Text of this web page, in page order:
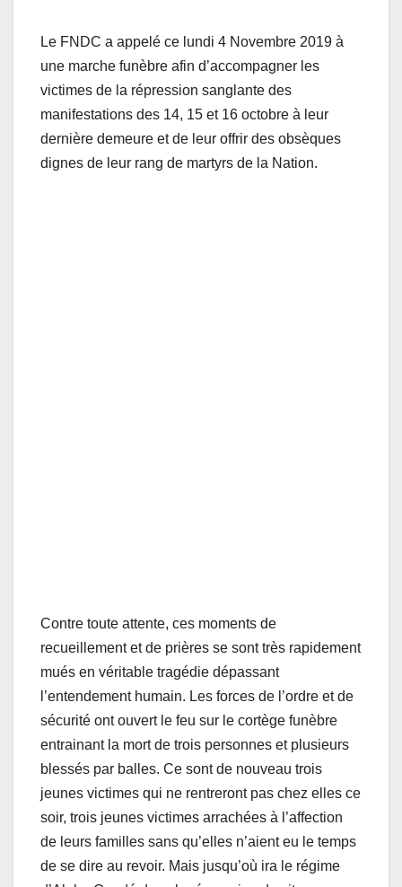
Le FNDC a appelé ce lundi 4 Novembre 2019 à
une marche funèbre afin d’accompagner les
victimes de la répression sanglante des
manifestations des 14, 15 et 16 octobre à leur
dernière demeure et de leur offrir des obsèques
dignes de leur rang de martyrs de la Nation.
Contre toute attente, ces moments de
recueillement et de prières se sont très rapidement
mués en véritable tragédie dépassant
l’entendement humain. Les forces de l’ordre et de
sécurité ont ouvert le feu sur le cortège funèbre
entrainant la mort de trois personnes et plusieurs
blessés par balles. Ce sont de nouveau trois
jeunes victimes qui ne rentreront pas chez elles ce
soir, trois jeunes victimes arrachées à l’affection
de leurs familles sans qu’elles n’aient eu le temps
de se dire au revoir. Mais jusqu’où ira le régime